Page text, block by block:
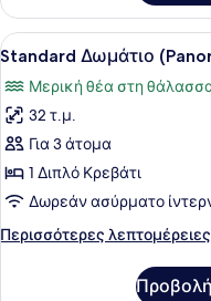
View
Twin
Room
with
Sofas,
City
Προβολή
όλων
των
φωτογραφιών
για
Standard
Δωμάτιο
Sea
9
Standard Δωμάτιο
Μερική θέα στη
32 τ.μ.
Για 3 άτομα
1 Διπλό Κρεβάτι
Δωρεάν ασύρματο
Περισσότερες λεπτομέρειες
Περισσότερες
Προβολή